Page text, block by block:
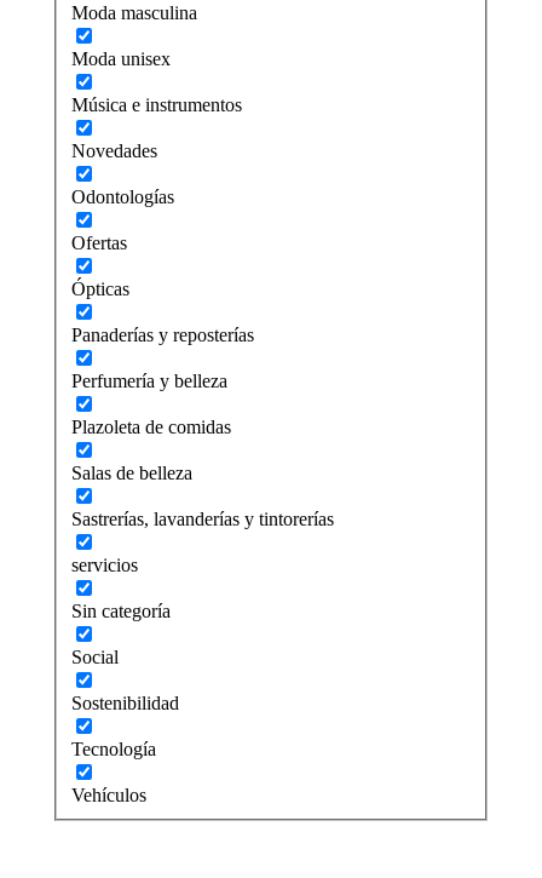
Moda masculina
Moda unisex
Música e instrumentos
Novedades
Odontologías
Ofertas
Ópticas
Panaderías y reposterías
Perfumería y belleza
Plazoleta de comidas
Salas de belleza
Sastrerías, lavanderías y tintorerías
servicios
Sin categoría
Social
Sostenibilidad
Tecnología
Vehículos